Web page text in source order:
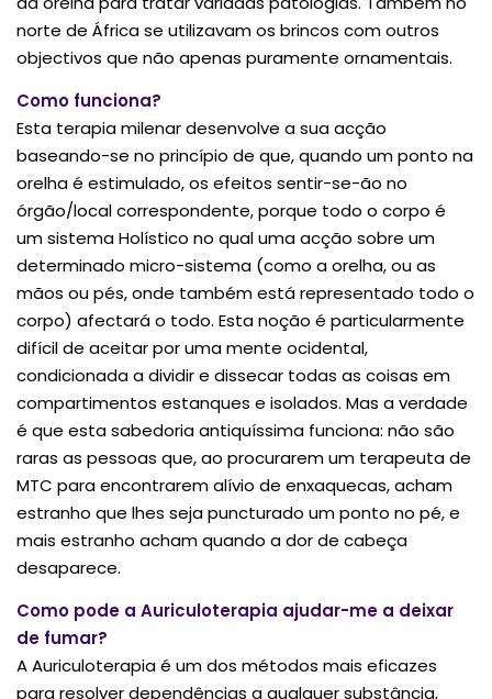
norte de África se utilizavam os brincos com outros
objectivos que não apenas puramente ornamentais.
Como funciona?
Esta terapia milenar desenvolve a sua acção
baseando-se no princípio de que, quando um ponto na
orelha é estimulado, os efeitos sentir-se-ão no
órgão/local correspondente, porque todo o corpo é
um sistema Holístico no qual uma acção sobre um
determinado micro-sistema (como a orelha, ou as
mãos ou pés, onde também está representado todo o
corpo) afectará o todo. Esta noção é particularmente
difícil de aceitar por uma mente ocidental,
condicionada a dividir e dissecar todas as coisas em
compartimentos estanques e isolados. Mas a verdade
é que esta sabedoria antiquíssima funciona: não são
raras as pessoas que, ao procurarem um terapeuta de
MTC para encontrarem alívio de enxaquecas, acham
estranho que lhes seja puncturado um ponto no pé, e
mais estranho acham quando a dor de cabeça
desaparece.
Como pode a Auriculoterapia ajudar-me a deixar
de fumar?
A Auriculoterapia é um dos métodos mais eficazes
para resolver dependências a qualquer substância,